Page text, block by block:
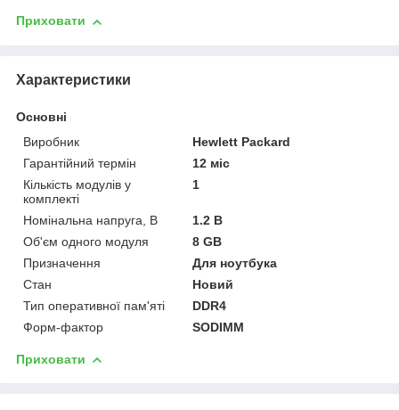
Приховати
Характеристики
Основні
Виробник
Hewlett Packard
Гарантійний термін
12 міс
Кількість модулів у
комплекті
1
Номінальна напруга, В
1.2 В
Об'єм одного модуля
8 GB
Призначення
Для ноутбука
Стан
Новий
Тип оперативної пам'яті
DDR4
Форм-фактор
SODIMM
Приховати